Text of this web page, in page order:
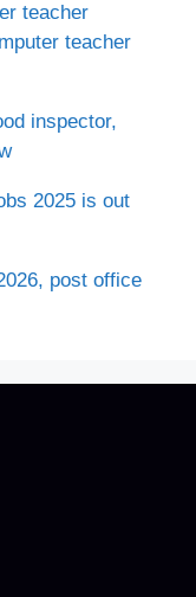
teacher
teacher
inspector,
2025 is out
post office